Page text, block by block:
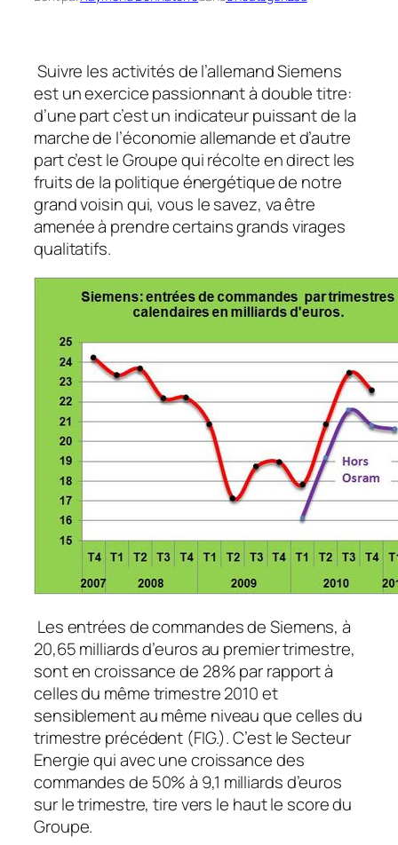
Suivre les activités de l’allemand Siemens
est un exercice passionnant à double titre:
d’une part c’est un indicateur puissant de la
marche de l’économie allemande et d’autre
part c’est le Groupe qui récolte en direct les
fruits de la politique énergétique de notre
grand voisin qui, vous le savez, va être
amenée à prendre certains grands virages
qualitatifs.
Les entrées de commandes de Siemens, à
20,65 milliards d’euros au premier trimestre,
sont en croissance de 28% par rapport à
celles du même trimestre 2010 et
sensiblement au même niveau que celles du
trimestre précédent (FIG.). C’est le Secteur
Energie qui avec une croissance des
commandes de 50% à 9,1 milliards d’euros
sur le trimestre, tire vers le haut le score du
Groupe.